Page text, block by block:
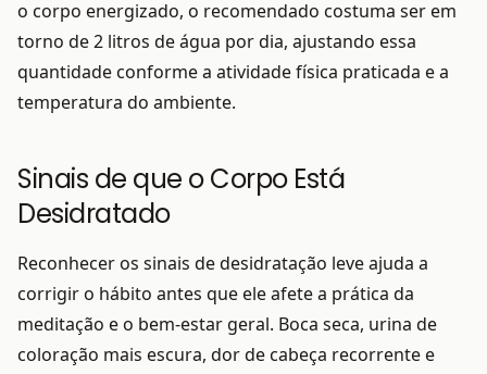
o corpo energizado, o recomendado costuma ser em
torno de 2 litros de água por dia, ajustando essa
quantidade conforme a atividade física praticada e a
temperatura do ambiente.
Sinais de que o Corpo Está
Desidratado
Reconhecer os sinais de desidratação leve ajuda a
corrigir o hábito antes que ele afete a prática da
meditação e o bem-estar geral. Boca seca, urina de
coloração mais escura, dor de cabeça recorrente e